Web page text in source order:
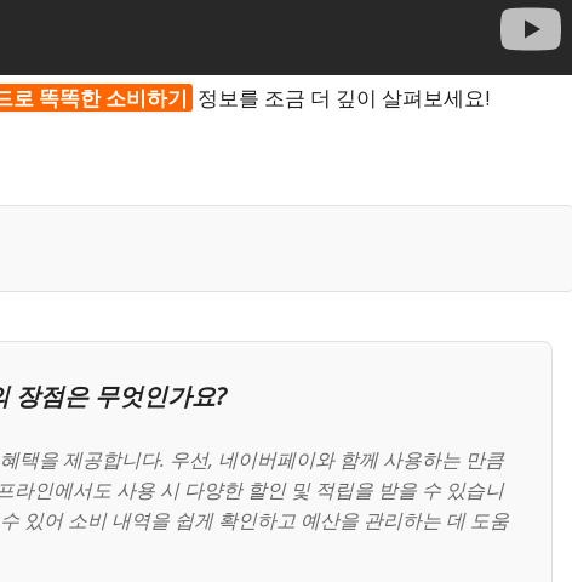
로 똑똑한 소비하기 정보를 조금 더 깊이 살펴보세요!
장점은 무엇인가요?
택을 제공합니다. 우선, 네이버페이와 함께 사용하는 만큼
라인에서도 사용 시 다양한 할인 및 적립을 받을 수 있습니
있어 소비 내역을 쉽게 확인하고 예산을 관리하는 데 도움